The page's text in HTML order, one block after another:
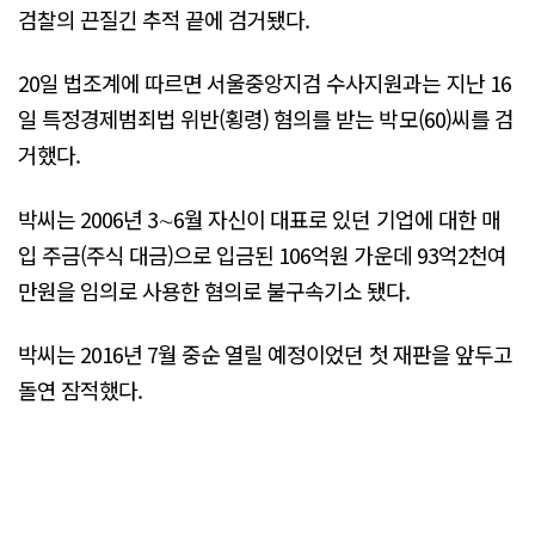
검찰의 끈질긴 추적 끝에 검거됐다.
20일 법조계에 따르면 서울중앙지검 수사지원과는 지난 16
일 특정경제범죄법 위반(횡령) 혐의를 받는 박모(60)씨를 검
거했다.
박씨는 2006년 3∼6월 자신이 대표로 있던 기업에 대한 매
입 주금(주식 대금)으로 입금된 106억원 가운데 93억2천여
만원을 임의로 사용한 혐의로 불구속기소 됐다.
박씨는 2016년 7월 중순 열릴 예정이었던 첫 재판을 앞두고
돌연 잠적했다.